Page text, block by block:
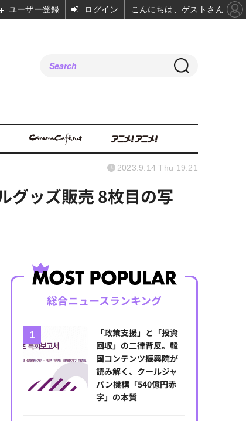
グッズ販売 8枚目の写
2023.9.14 Thu 19:21
総合ニュースランキング
「政策支援」と「投資
回収」の二律背反。韓
国コンテンツ振興院が
読み解く、クールジャ
パン機構「540億円赤
字」の本質
ユーザー登録 ログイン こんにちは、ゲストさん